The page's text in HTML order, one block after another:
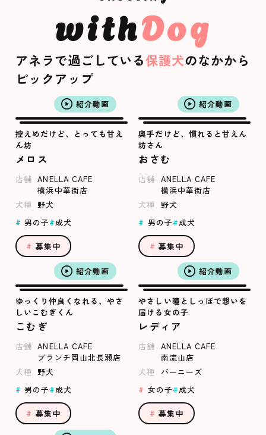
withDog
アネラで過ごしている保護犬のなかから
ピックアップ
紹介動画
控えめだけど、とっても甘え
ん坊
メロス
店舗 ANELLA CAFE
横浜中華街店
犬種
野犬
男の子
成犬
募集中
紹介動画
奥手だけど、慣れると甘えん
坊さん
おさむ
店舗 ANELLA CAFE
横浜中華街店
犬種
野犬
男の子
成犬
募集中
紹介動画
ゆっくり仲良くなれる、やさ
しいこむぎくん
こむぎ
店舗 ANELLA CAFE
ブランチ岡山北長瀬店
犬種
野犬
男の子
成犬
募集中
紹介動画
やさしい瞳としっぽで想いを
届ける女の子
レディア
店舗 ANELLA CAFE
南流山店
犬種
バーニーズ
女の子
成犬
募集中